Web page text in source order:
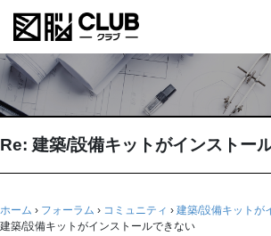
Re: 建築/設備キットがインストー
ホーム › フォーラム › コミュニティ › 建築/設備キットが
建築/設備キットがインストールできない